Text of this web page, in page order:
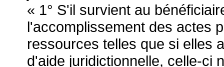
« 1° S'il survient au
l'accomplissement des actes
ressources telles que si elles
d'aide juridictionnelle, celle-ci